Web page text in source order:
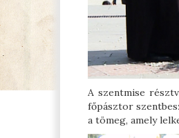
A szentmise
főpásztor
a tömeg, amely